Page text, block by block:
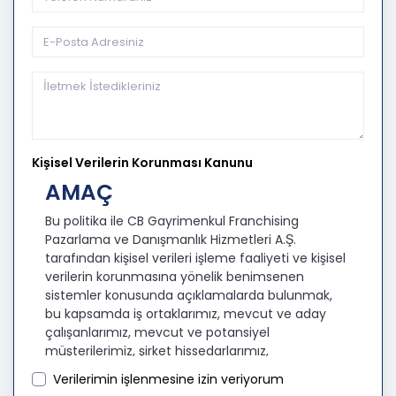
Kişisel Verilerin Korunması Kanunu
AMAÇ
Bu politika ile CB Gayrimenkul Franchising
Pazarlama ve Danışmanlık Hizmetleri A.Ş.
tarafından kişisel verileri işleme faaliyeti ve kişisel
verilerin korunmasına yönelik benimsenen
sistemler konusunda açıklamalarda bulunmak,
bu kapsamda iş ortaklarımız, mevcut ve aday
çalışanlarımız, mevcut ve potansiyel
müşterilerimiz, şirket hissedarlarımız,
üzer kişisel verileri şirketimiz tarafından işlenen
Verilerimin işlenmesine izin veriyorum